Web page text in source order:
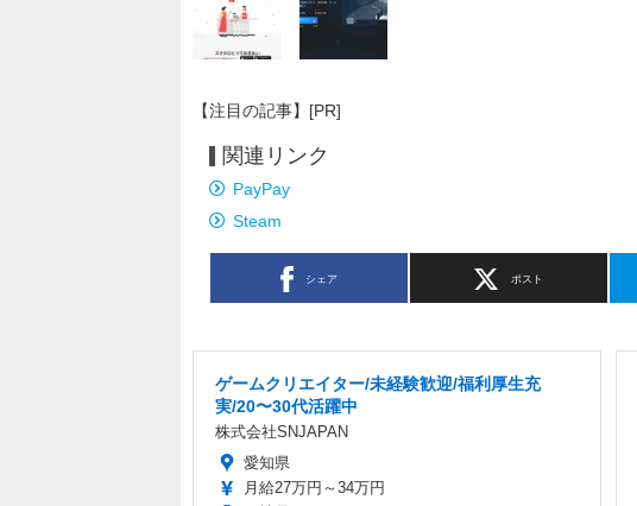
【注目の記事】[PR]
関連リンク
PayPay
Steam
シェア ポスト
ゲームクリエイター/未経験歓迎/福利厚生充
実/20〜30代活躍中
株式会社SNJAPAN
愛知県
月給27万円～34万円